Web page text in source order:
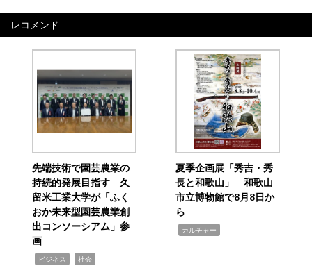
レコメンド
先端技術で園芸農業の
持続的発展目指す 久
留米工業大学が「ふく
おか未来型園芸農業創
出コンソーシアム」参
画
ビジネス 社会
夏季企画展「秀吉・秀
長と和歌山」 和歌山
市立博物館で8月8日か
ら
カルチャー